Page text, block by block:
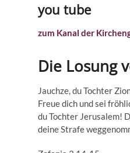
you tube
zum Kanal der
Die Losung
Jauchze, du Tochter
Freue dich und sei
du Tochter Jerusalem!
deine Strafe